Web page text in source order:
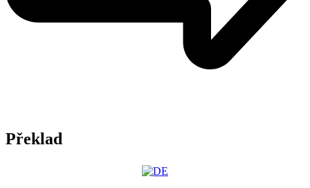
Překlad